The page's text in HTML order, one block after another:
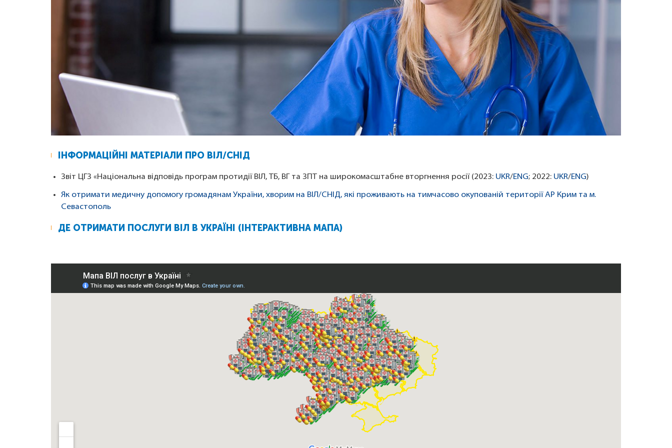
ІНФОРМАЦІЙНІ МАТЕРІАЛИ ПРО ВІЛ/СНІД
Звіт ЦГЗ «Національна відповідь програм протидії ВІЛ, ТБ, ВГ та ЗПТ на широкомасштабне вторгнення росії (2023: UKR/ENG; 2022: UKR/ENG)
Як отримати медичну допомогу громадянам України, хворим на ВІЛ/СНІД, які проживають на тимчасово окупованій території АР Крим та м.
Севастополь
ДЕ ОТРИМАТИ ПОСЛУГИ ВІЛ В УКРАЇНІ (ІНТЕРАКТИВНА МАПА)